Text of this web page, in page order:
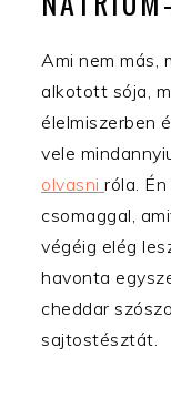
Ami nem más,
alkotott sója,
élelmiszerben
vele
olvasni róla.
csomaggal,
végéig elég
havonta
cheddar
sajtostésztát.